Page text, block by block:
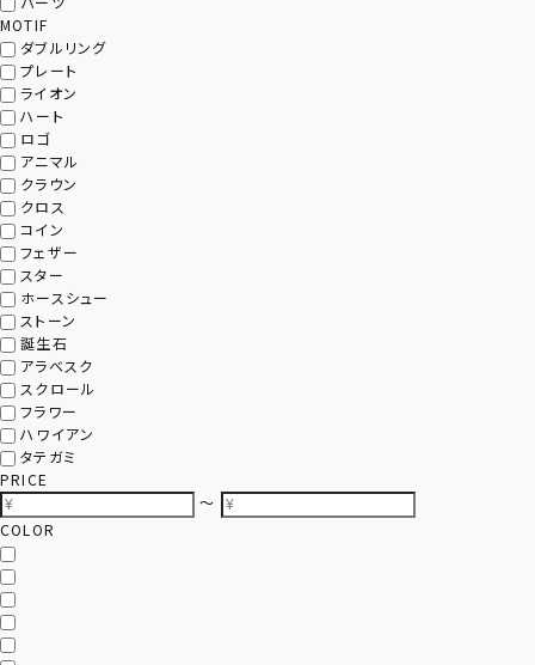
MOTIF
ダブルリング
プレート
ライオン
ハート
ロゴ
アニマル
クラウン
クロス
コイン
フェザー
スター
ホースシュー
ストーン
誕生石
アラベスク
スクロール
フラワー
ハワイアン
タテガミ
PRICE
〜
COLOR